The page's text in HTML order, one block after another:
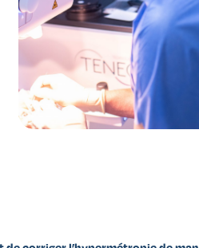
Récupération quasi
En savoir plus sur LASIK